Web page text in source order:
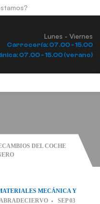
Lunes - Viernes
Carrocería: 07.00 - 15.00
07.00 - 15.00 (verano)
DEL COCHE
MECÁNICA Y
SEP03